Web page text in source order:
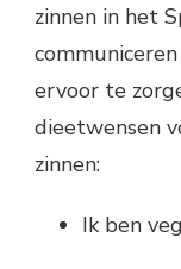
zinnen in het
ervoor te
dieetwensen
zinnen:
Ik ben